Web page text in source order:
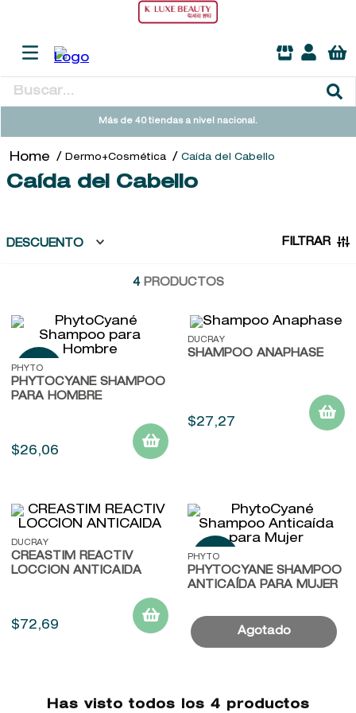
Buscar...
Más de 40 tiendas a nivel nacional.
Dermo+Cosmética Caída del Cabello
Caída del Cabello
DESCUENTO FILTRAR
4 PRODUCTOS
PHYTO
PHYTOCYANÉ SHAMPOO
PARA HOMBRE
$26,06
DUCRAY
SHAMPOO ANAPHASE
$27 ,27
DUCRAY
CREASTIM REACTIV
LOCCION ANTICAIDA
$ 72,69
PHYTO
PHYTOCYANÉ SHAMPOO
ANTICAÍDA PARA MUJER
Has visto todos los 4 productos
TÉRMINOS MÁS BUSCADOS
2.
sol ipanema
7.
kool beauty serum
ysl
9.
baylis
10. john frieda